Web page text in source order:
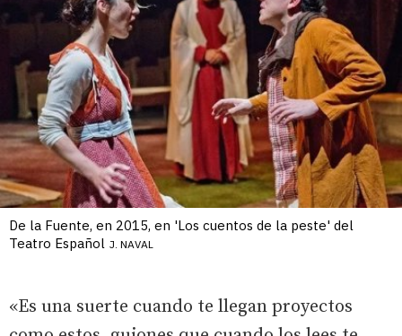
De la Fuente, en 2015, en 'Los cuentos de la peste' del
Teatro Español J. NAVAL
«Es una suerte cuando te llegan proyectos